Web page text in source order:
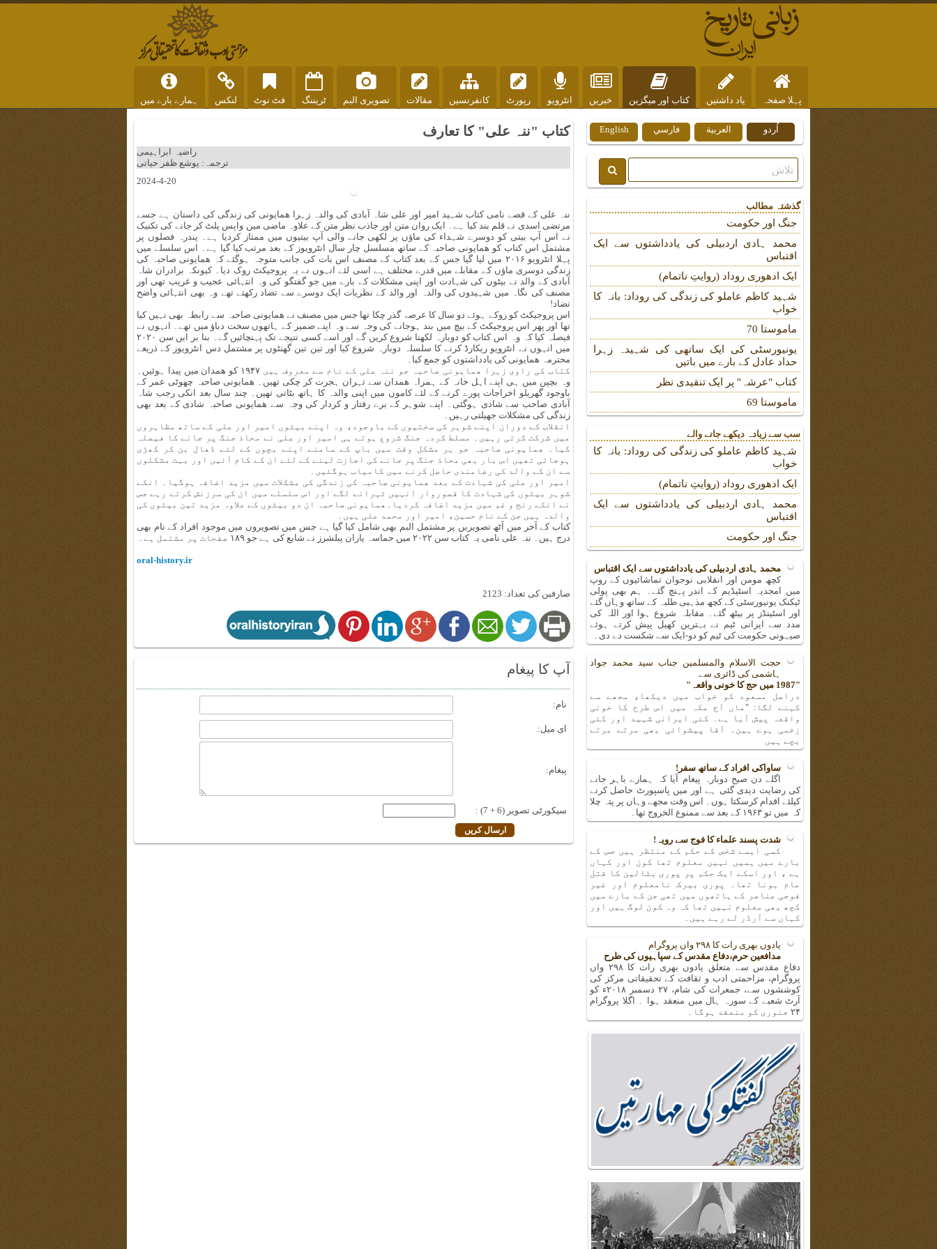
پہلا صفحہ یاد داشتیں کتاب اور میگزین خبریں انٹرویو رپورٹ کانفرنسیں مقالات تصویری البم ٹریننگ فٹ نوٹ لنکس ہمارے بارے میں
کتاب "ننہ علی" کا تعارف
راضیہ ابراہیمی
ترجمہ: یوشع ظفر حیاتی
2024-4-20
ننہ علی کے قصے نامی کتاب شہید امیر اور علی شاہ آبادی کی والدہ زہرا ھمایونی کی زندگی کی داستان ہے جسے
مرتضی اسدی نے قلم بند کیا ہے۔ ایک روان متن اور جاذب نظر متن کے علاوہ ماضی میں واپس پلٹ کر جانے کی تکنیک
نے اس آپ بیتی کو دوسرے شہداء کی ماؤں پر لکھی جانے والی آپ بیتیوں میں ممتاز کردیا ہے۔ پندرہ فصلوں پر
مشتمل اس کتاب کو ھمایونی صاحبہ کے ساتھ مسلسل چار سال انٹرویوز کے بعد مرتب کیا گیا ہے۔ اس سلسلے میں
پہلا انٹرویو ۲۰۱۶ میں لیا گیا جس کے بعد کتاب کے مصنف اس بات کی جانب متوجہ ہوگئے کہ ھمایونی صاحبہ کی
زندگی دوسری ماؤں کے مقابلے میں قدرے مختلف ہے اسی لئے انہوں نے یہ پروجیکٹ روک دیا۔ کیونکہ برادران شاہ
آبادی کے والد نے بیٹوں کی شہادت اور اپنی مشکلات کے بارے میں جو گفتگو کی وہ انتہائی عجیب و غریب تھی اور
مصنف کی نگاہ میں شہیدوں کی والدہ اور والد کے نظریات ایک دوسرے سے تضاد رکھتے تھے وہ بھی انتہائی واضح
تضاد!
اس پروجیکٹ کو روکے ہوئے دو سال کا عرصۃ گذر چکا تھا جس میں مصنف نے ھمایونی صاحبہ سے رابطہ بھی نہیں کیا
تھا اور پھر اس پروجیکٹ کے بیچ میں بند ہوجانے کی وجہ سے وہ اپنے ضمیر کے ہاتھوں سخت دباؤ میں تھے۔ انہوں نے
فیصلہ کیا کہ وہ اس کتاب کو دوبارہ لکھنا شروع کریں گے اور اسے کسی نتیجے تک پہنچائیں گے۔ بنا بر ایں سن ۲۰۲۰
میں انہوں نے انٹرویو ریکارڈ کرنے کا سلسلہ دوبارہ شروع کیا اور تین تین گھنٹوں پر مشتمل دس انٹرویوز کے ذریعے
محترمہ ھمایونی کی یادداشتوں کو جمع کیا۔
کتاب کی راوی زہرا ھمایونی صاحبہ جو ننہ علی کے نام سے معروف ہیں ۱۹۴۷ کو ھمدان میں پیدا ہوئیں۔
وہ بچپن میں ہی اپنے اہل خانہ کے ہمراہ ھمدان سے تہران ہجرت کر چکی تھیں۔ ھمایونی صاحبہ چھوٹی عمر کے
باوجود گھریلو اخراجات پورے کرنے کے لئے کاموں میں اپنی والدہ کا ہاتھ بٹاتی تھیں۔ چند سال بعد انکی رجب شاہ
آبادی صاحب سے شادی ہوگئی۔ اپنے شوہر کے برے رفتار و کردار کی وجہ سے ھمایونی صاحبہ شادی کے بعد بھی
زندگی کی مشکلات جھیلتی رہیں۔
انقلاب کے دوران اپنے شوہر کی سختیوں کے باوجود، وہ اپنے بیٹوں امیر اور علی کے ساتھ مظاہروں
میں شرکت کرتی رہیں۔ مسلط کردہ جنگ شروع ہوتے ہی امیر اور علی نے محاذ جنگ پر جانے کا فیصلہ
کیا۔ ھمایونی صاحبہ جو ہر مشکل وقت میں باپ کے سامنے اپنے بچوں کے لئے ڈھال بن کر کھڑی
ہوجاتی تھیں اس بار بھی محاذ جنگ پر جانے کی اجازت لینے کے لئے ان کے کام آئیں اور بہت مشکلوں
سے ان کے والد کی رضامندی حاصل کرنے میں کامیاب ہوگئیں۔
امیر اور علی کی شہادت کے بعد ھمایونی صاحبہ کی زندگی کی مشکلات میں مزید اضافہ ہوگیا۔ انکے
شوہر بیٹوں کی شہادت کا قصوروار انہیں ٹہرانے لگے اور اس سلسلے میں ان کی سرزنش کرتے رہے جس
نے انکے رنج و غم میں مزید اضافہ کردیا۔ھمایونی صاحبہ ان دو بیٹوں کے علاوہ مزید تین بیٹوں کی
والدہ ہیں جن کے نام حسین، امیر اور محمد علی ہیں۔
کتاب کے آخر میں آٹھ تصویریں پر مشتمل البم بھی شامل کیا گیا ہے جس میں تصویروں میں موجود افراد کے نام بھی
درج ہیں۔ ننہ علی نامی یہ کتاب سن ۲۰۲۲ میں حماسہ یاران پبلشرز نے شایع کی ہے جو ۱۸۹ صفحات پر مشتمل ہے۔
oral-history.ir
صارفین کی تعداد: 2123
آپ کا پیغام
نام:
ای میل:
پیغام:
سیکورٹی تصویر (6 + 7) :
English فارسي العربية اُردو
گذشتہ مطالب
جنگ اور حکومت
محمد ہادی اردبیلی کی یادداشتوں سے ایک
اقتباس
ایک ادھوری روداد (روایتِ ناتمام)
شہید کاظم عاملو کی زندگی کی روداد: بانہ کا
خواب
ماموستا 70
یونیورسٹی کی ایک ساتھی کی شہیدہ زہرا
حداد عادل کے بارے میں باتیں
کتاب "عرشہ" پر ایک تنقیدی نظر
ماموستا 69
سب سے زیادہ دیکھے جانے والے
شہید کاظم عاملو کی زندگی کی روداد: بانہ کا
خواب
ایک ادھوری روداد (روایتِ ناتمام)
محمد ہادی اردبیلی کی یادداشتوں سے ایک
اقتباس
جنگ اور حکومت
محمد ہادی اردبیلی کی یادداشتوں سے ایک اقتباس
کچھ مومن اور انقلابی نوجوان تماشائیوں کے روپ
میں امجدیہ اسٹیڈیم کے اندر پہنچ گئے۔ ہم بھی پولی
ٹیکنک یونیورسٹی کے کچھ مذہبی طلبہ کے ساتھ وہاں گئے
اور اسٹینڈز پر بیٹھ گئے۔ مقابلہ شروع ہوا اور اللہ کی
مدد سے ایرانی ٹیم نے بہترین کھیل پیش کرتے ہوئے
صیہونی حکومت کی ٹیم کو دو-ایک سے شکست دے دی۔
حجت الاسلام والمسلمین جناب سید محمد جواد
ہاشمی کی ڈائری سے
"1987 میں حج کا خونی واقعہ"
دراصل مسعود کو خواب میں دیکھا، مجھے سے
کہنے لگا: "ماں آج مکہ میں اس طرح کا خونی
واقعہ پیش آیا ہے۔ کئی ایرانی شہید اور کئی
زخمی ہوے ہین۔ آقا پیشوائی بھی مرتے مرتے
بچے ہیں
ساواکی افراد کے ساتھ سفر!
اگلے دن صبح دوبارہ پیغام آیا کہ ہمارے باہر جانے
کی رضایت دیدی گئی ہے اور میں پاسپورٹ حاصل کرنے
کیلئے اقدام کرسکتا ہوں۔ اس وقت مجھے وہاں پر پتہ چلا
کہ میں تو ۱۹۶۳ کے بعد سے ممنوع الخروج تھا۔
شدت پسند علماء کا فوج سے رویہ!
کسی ایسے شخص کے حکم کے منتظر ہیں جس کے
بارے میں ہمیں نہیں معلوم تھا کون اور کہاں
ہے ، اور اسکے ایک حکم پر پوری بٹالین کا قتل
عام ہونا تھا۔ پوری بیرک نامعلوم اور غیر
فوجی عناصر کے ہاتھوں میں تھی جن کے بارے میں
کچھ بھی معلوم نہیں تھا کہ وہ کون لوگ ہیں اور
کہاں سے آرڈر لے رہے ہیں۔
یادوں بھری رات کا ۲۹۸ واں پروگرام
مدافعین حرم،دفاع مقدس کے سپاہیوں کی طرح
دفاع مقدس سے متعلق یادوں بھری رات کا ۲۹۸ واں
پروگرام، مزاحمتی ادب و ثقافت کے تحقیقاتی مرکز کی
کوششوں سے، جمعرات کی شام، ۲۷ دسمبر ۲۰۱۸ء کو
آرٹ شعبے کے سورہ ہال میں منعقد ہوا ۔ اگلا پروگرام
۲۴ جنوری کو منعقد ہوگا۔